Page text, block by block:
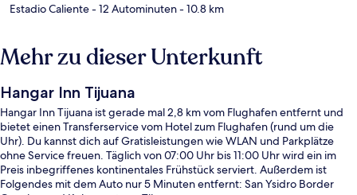
Estadio Caliente- 12 Autominuten- 10.8 km
Mehr zu dieser Unterkunft
Hangar Inn Tijuana
Hangar Inn Tijuana ist gerade mal 2,8 km vom Flughafen entfernt und
bietet einen Transferservice vom Hotel zum Flughafen (rund um die
Uhr). Du kannst dich auf Gratisleistungen wie WLAN und Parkplätze
ohne Service freuen. Täglich von 07:00 Uhr bis 11:00 Uhr wird ein im
Preis inbegriffenes kontinentales Frühstück serviert. Außerdem ist
Folgendes mit dem Auto nur 5 Minuten entfernt: San Ysidro Border